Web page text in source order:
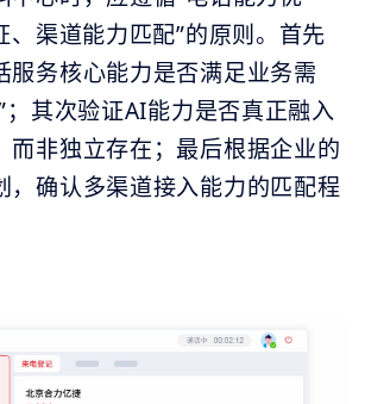
、渠道能力匹配”的原则。首先
服务核心能力是否满足业务需
；其次验证AI能力是否真正融入
而非独立存在；最后根据企业的
，确认多渠道接入能力的匹配程